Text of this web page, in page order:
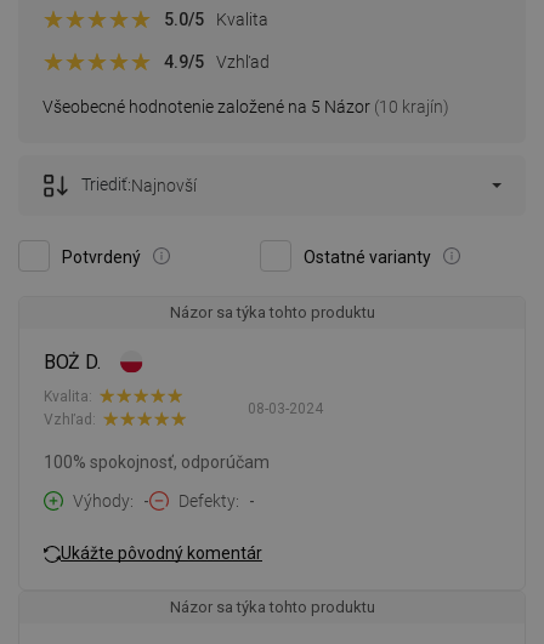
Všeobecné hodnotenie založené na 5 Názor (10 krajín)
5.0/5 Kvalita
4.9/5 Vzhľad
Potvrdený Ostatné varianty
Triediť:Najnovší
Názor sa týka tohto produktu
BOŻ D.
08-03-2024
Kvalita:
Vzhľad:
100% spokojnosť, odporúčam
Výhody
- Defekty -
Ukážte pôvodný komentár
Názor sa týka tohto produktu